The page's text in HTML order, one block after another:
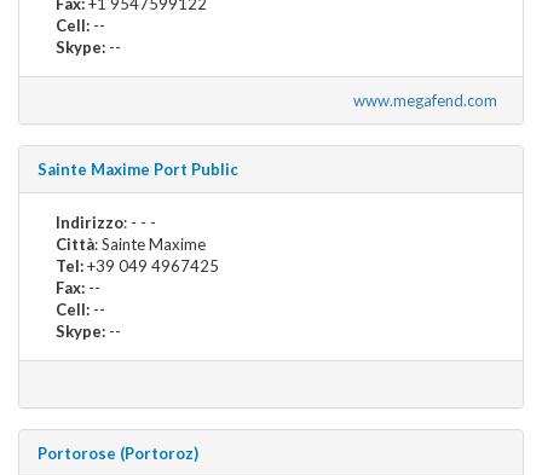
Cell: --
Skype: --
www.megafend.com
Sainte Maxime Port Public
Indirizzo: - - -
Città: Sainte Maxime
Tel:+39 049 4967425
Fax: --
Cell: --
Skype: --
Portorose (Portoroz)